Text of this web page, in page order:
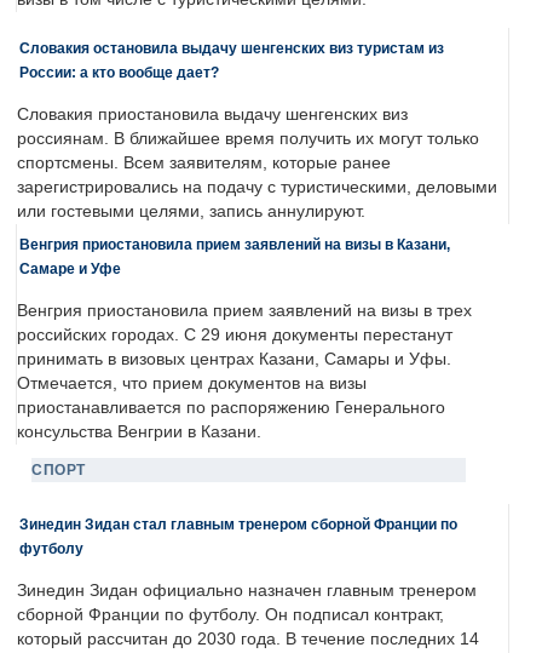
Словакия остановила выдачу шенгенских виз туристам из
России: а кто вообще дает?
Словакия приостановила выдачу шенгенских виз
россиянам. В ближайшее время получить их могут только
спортсмены. Всем заявителям, которые ранее
зарегистрировались на подачу с туристическими, деловыми
или гостевыми целями, запись аннулируют.
Венгрия приостановила прием заявлений на визы в Казани,
Самаре и Уфе
Венгрия приостановила прием заявлений на визы в трех
российских городах. С 29 июня документы перестанут
принимать в визовых центрах Казани, Самары и Уфы.
Отмечается, что прием документов на визы
приостанавливается по распоряжению Генерального
консульства Венгрии в Казани.
СПОРТ
Зинедин Зидан стал главным тренером сборной Франции по
футболу
Зинедин Зидан официально назначен главным тренером
сборной Франции по футболу. Он подписал контракт,
который рассчитан до 2030 года. В течение последних 14